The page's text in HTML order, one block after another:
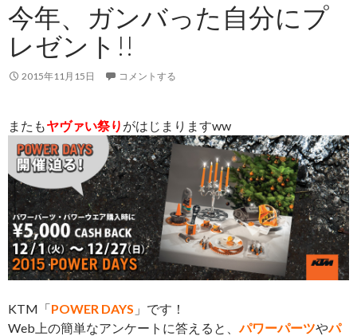
今年、ガンバった自分にプ
レゼント!!
2015年11月15日 コメントする
またもヤヴァい祭り がはじまりますww
KTM「POWER DAYS 」です！
Web上の簡単なアンケートに答えると、パワーパーツやパ